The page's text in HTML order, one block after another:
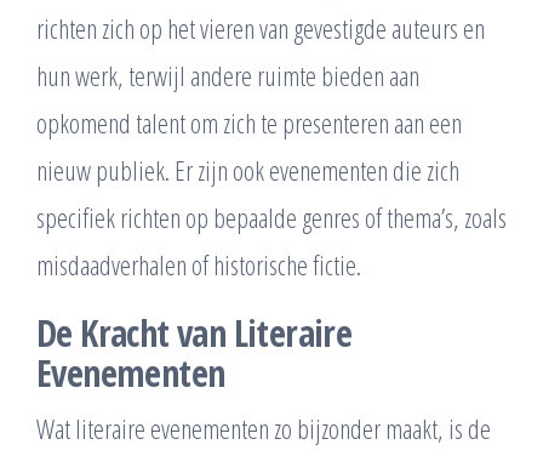
richten zich op het vieren van gevestigde auteurs en
hun werk, terwijl andere ruimte bieden aan
opkomend talent om zich te presenteren aan een
nieuw publiek. Er zijn ook evenementen die zich
specifiek richten op bepaalde genres of thema’s, zoals
misdaadverhalen of historische fictie.
De Kracht van Literaire
Evenementen
Wat literaire evenementen zo bijzonder maakt, is de